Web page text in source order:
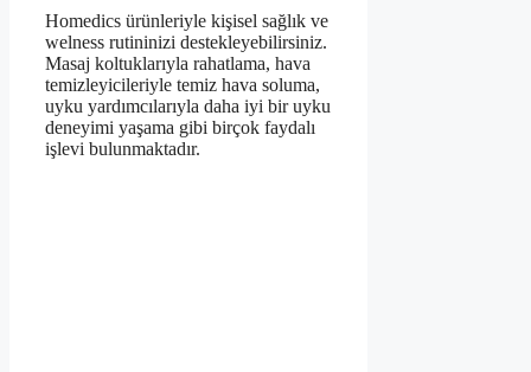
Homedics ürünleriyle kişisel sağlık ve
welness rutininizi destekleyebilirsiniz.
Masaj koltuklarıyla rahatlama, hava
temizleyicileriyle temiz hava soluma,
uyku yardımcılarıyla daha iyi bir uyku
deneyimi yaşama gibi birçok faydalı
işlevi bulunmaktadır.